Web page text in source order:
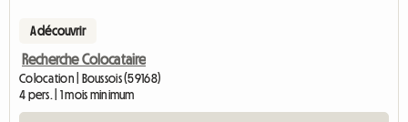
A découvrir
Recherche Colocataire
Colocation | Boussois (59168)
4 pers. | 1 mois minimum